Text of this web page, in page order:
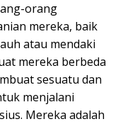
orang
mereka, baik
atau mendaki
mereka berbeda
sesuatu dan
menjalani
Mereka adalah